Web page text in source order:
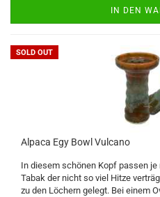
IN DEN
SOLD OUT
Alpaca Egy Bowl Vulcano
In diesem schönen Kopf passen
Tabak der nicht so viel Hitze
zu den Löchern gelegt. Bei einem